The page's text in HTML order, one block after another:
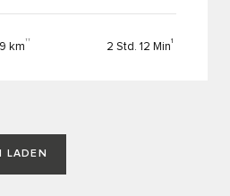
km†† 2 Std. 12 Min1
LADEN